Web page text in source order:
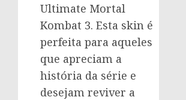
Ultimate Mortal
Kombat 3. Esta skin é
perfeita para aqueles
que apreciam a
história da série e
desejam reviver a